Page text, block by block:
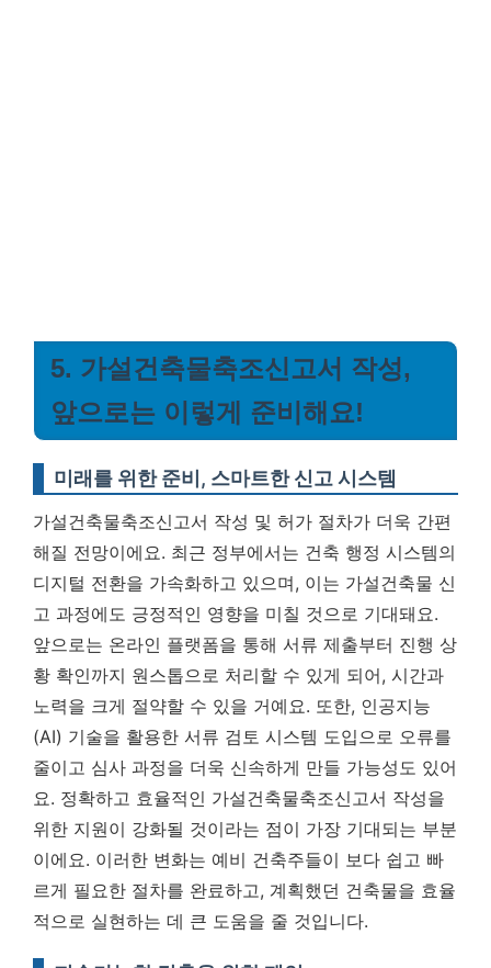
5. 가설건축물축조신고서 작성,
앞으로는 이렇게 준비해요!
미래를 위한 준비, 스마트한 신고 시스템
가설건축물축조신고서 작성 및 허가 절차가 더욱 간편
해질 전망이에요. 최근 정부에서는 건축 행정 시스템의
디지털 전환을 가속화하고 있으며, 이는 가설건축물 신
고 과정에도 긍정적인 영향을 미칠 것으로 기대돼요.
앞으로는 온라인 플랫폼을 통해 서류 제출부터 진행 상
황 확인까지 원스톱으로 처리할 수 있게 되어, 시간과
노력을 크게 절약할 수 있을 거예요. 또한, 인공지능
(AI) 기술을 활용한 서류 검토 시스템 도입으로 오류를
줄이고 심사 과정을 더욱 신속하게 만들 가능성도 있어
요. 정확하고 효율적인 가설건축물축조신고서 작성을
위한 지원이 강화될 것이라는 점이 가장 기대되는 부분
이에요. 이러한 변화는 예비 건축주들이 보다 쉽고 빠
르게 필요한 절차를 완료하고, 계획했던 건축물을 효율
적으로 실현하는 데 큰 도움을 줄 것입니다.